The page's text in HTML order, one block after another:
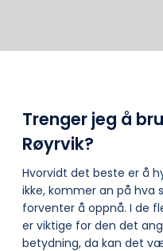
Trenger jeg å
Røyrvik?
Hvorvidt det beste er å
ikke, kommer an på hva
forventer å oppnå. I de
er viktige for den det
betydning, da kan det